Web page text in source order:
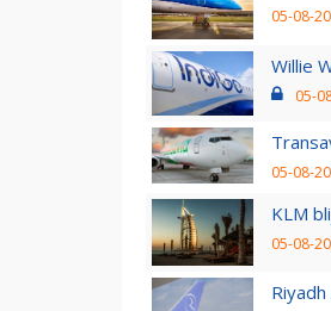
05-08-
Willie
05-
05-08-
KLM
05-08-